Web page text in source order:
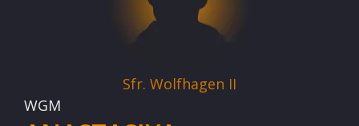
Sfr. Wolfhagen II
WGM